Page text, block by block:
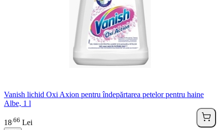
Vanish lichid Oxi Axion pentru îndepărtarea petelor pentru haine
Albe, 1 l
18 66 Lei